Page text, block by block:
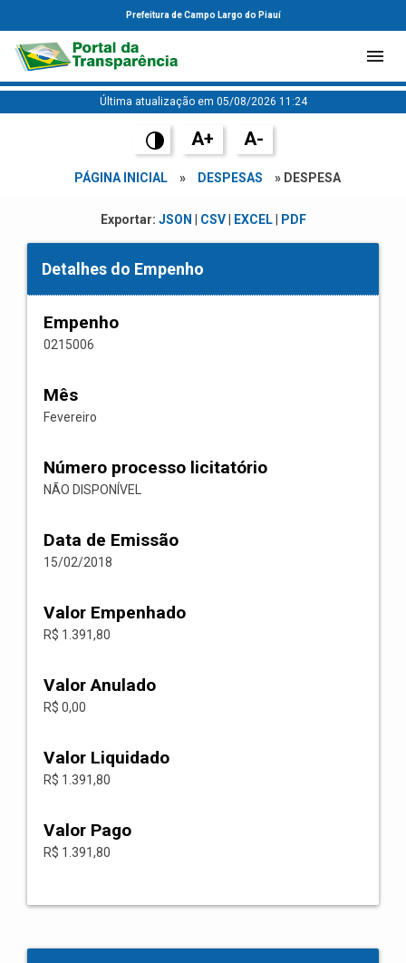
Prefeitura de Campo Largo do Piauí
Última atualização em 05/08/2026 11:24
A+ A-
PÁGINA INICIAL » DESPESAS » DESPESA
Exportar: JSON CSV| EXCEL| PDF
Detalhes do Empenho
Empenho
0215006
Mês
Fevereiro
Número processo licitatório
NÃO DISPONÍVEL
Data de Emissão
15/02/2018
Valor Empenhado
R$ 1.391,80
Valor Anulado
R$ 0,00
Valor Liquidado
R$ 1.391,80
Valor Pago
R$ 1.391,80